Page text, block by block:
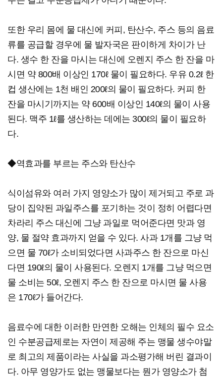
또한 우리 몸에 물 대신에 커피, 탄산수, 주스 등의 음료
류를 공급할 경우에 물 발자국은 판이하게 차이가 난
다. 생수 한 잔을 마시는 대신에 오렌지 주스 한 잔을 마
시면 약 800배 이상인 170ℓ 물이 필요하다. 우유 0.2ℓ 한
컵 생산에는 1천 배인 200ℓ의 물이 필요하다. 커피 한
잔을 마시기까지는 약 600배 이상인 140ℓ의 물이 사용
된다. 맥주 1ℓ를 생산하는 데에는 300ℓ의 물이 필요하
다.
◆역효과를 부르는 주스와 탄산수
식이섬유와 여러 가지 영양소가 많이 제거되고 주로 과
당이 집약된 과일주스를 포기하는 것이 정히 어렵다면
차라리 주스 대신에 그냥 과일로 먹어준다면 맛과 영
양, 물 절약 효과까지 얻을 수 있다. 사과 1개를 그냥 먹
으면 물 70ℓ가 소비되었다면 사과주스 한 잔으로 마신
다면 190ℓ의 물이 사용된다. 오렌지 1개를 그냥 먹으면
물 소비는 50ℓ, 오렌지 주스 한 잔으로 마시면 물 사용
은 170ℓ가 들어간다.
음료수에 대한 이러한 만연한 오해는 인체의 필수 요소
인 수분공급제로는 자연이 제공해 주는 맹물 생수야말
로 최고의 제품이라는 사실을 과소평가해 버린 결과이
다. 아무 영양가도 없는 맹물보다는 뭔가 영양소가 첨